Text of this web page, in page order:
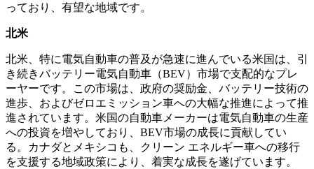
っており、有望な地域です。
北米
北米、特に電気自動車の普及が急速に進んでいる米国は、引
き続きバッテリー電気自動車（BEV）市場で支配的なプレ
ーヤーです。この市場は、政府の奨励金、バッテリー技術の
進歩、およびゼロエミッション車への大幅な推進によって推
進されています。米国の自動車メーカーは電気自動車の生産
への投資を増やしており、BEV市場の成長に貢献してい
る。カナダとメキシコも、クリーン エネルギー車への移行
を支援する地域政策により、着実な成長を遂げています。